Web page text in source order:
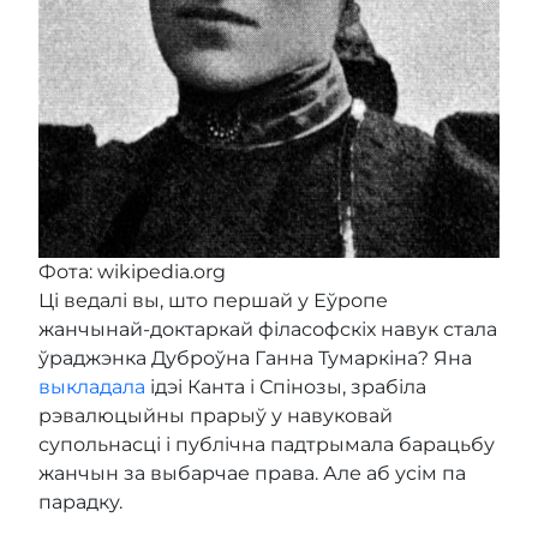
Фота: wikipedia.org
Ці ведалі вы, што першай у Еўропе
жанчынай-доктаркай філасофскіх навук стала
ўраджэнка Дуброўна Ганна Тумаркіна? Яна
выкладала ідэі Канта і Спінозы, зрабіла
рэвалюцыйны прарыў у навуковай
супольнасці і публічна падтрымала барацьбу
жанчын за выбарчае права. Але аб усім па
парадку.